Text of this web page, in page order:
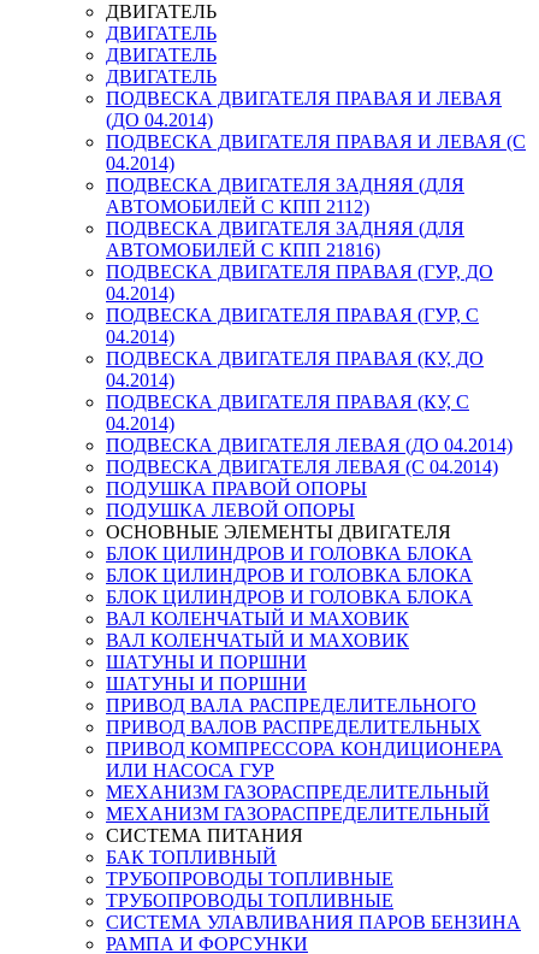
ДВИГАТЕЛЬ
ДВИГАТЕЛЬ
ДВИГАТЕЛЬ
ДВИГАТЕЛЬ
ПОДВЕСКА ДВИГАТЕЛЯ ПРАВАЯ И ЛЕВАЯ
(ДО 04.2014)
ПОДВЕСКА ДВИГАТЕЛЯ ПРАВАЯ И ЛЕВАЯ (С
04.2014)
ПОДВЕСКА ДВИГАТЕЛЯ ЗАДНЯЯ (ДЛЯ
АВТОМОБИЛЕЙ С КПП 2112)
ПОДВЕСКА ДВИГАТЕЛЯ ЗАДНЯЯ (ДЛЯ
АВТОМОБИЛЕЙ С КПП 21816)
ПОДВЕСКА ДВИГАТЕЛЯ ПРАВАЯ (ГУР, ДО
04.2014)
ПОДВЕСКА ДВИГАТЕЛЯ ПРАВАЯ (ГУР, С
04.2014)
ПОДВЕСКА ДВИГАТЕЛЯ ПРАВАЯ (КУ, ДО
04.2014)
ПОДВЕСКА ДВИГАТЕЛЯ ПРАВАЯ (КУ, С
04.2014)
ПОДВЕСКА ДВИГАТЕЛЯ ЛЕВАЯ (ДО 04.2014)
ПОДВЕСКА ДВИГАТЕЛЯ ЛЕВАЯ (С 04.2014)
ПОДУШКА ПРАВОЙ ОПОРЫ
ПОДУШКА ЛЕВОЙ ОПОРЫ
ОСНОВНЫЕ ЭЛЕМЕНТЫ ДВИГАТЕЛЯ
БЛОК ЦИЛИНДРОВ И ГОЛОВКА БЛОКА
БЛОК ЦИЛИНДРОВ И ГОЛОВКА БЛОКА
БЛОК ЦИЛИНДРОВ И ГОЛОВКА БЛОКА
ВАЛ КОЛЕНЧАТЫЙ И МАХОВИК
ВАЛ КОЛЕНЧАТЫЙ И МАХОВИК
ШАТУНЫ И ПОРШНИ
ШАТУНЫ И ПОРШНИ
ПРИВОД ВАЛА РАСПРЕДЕЛИТЕЛЬНОГО
ПРИВОД ВАЛОВ РАСПРЕДЕЛИТЕЛЬНЫХ
ПРИВОД КОМПРЕССОРА КОНДИЦИОНЕРА
ИЛИ НАСОСА ГУР
МЕХАНИЗМ ГАЗОРАСПРЕДЕЛИТЕЛЬНЫЙ
МЕХАНИЗМ ГАЗОРАСПРЕДЕЛИТЕЛЬНЫЙ
СИСТЕМА ПИТАНИЯ
БАК ТОПЛИВНЫЙ
ТРУБОПРОВОДЫ ТОПЛИВНЫЕ
ТРУБОПРОВОДЫ ТОПЛИВНЫЕ
СИСТЕМА УЛАВЛИВАНИЯ ПАРОВ БЕНЗИНА
РАМПА И ФОРСУНКИ